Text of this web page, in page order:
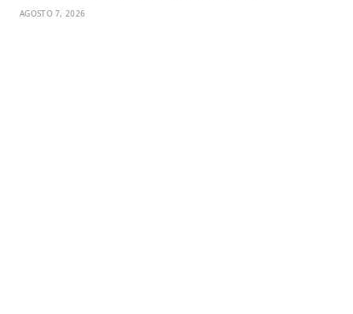
AGOSTO 7, 2026